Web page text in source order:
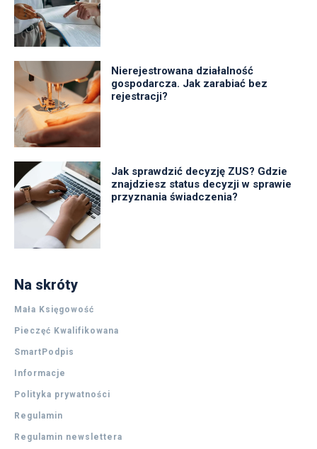
Nierejestrowana działalność
gospodarcza. Jak zarabiać bez
rejestracji?
Jak sprawdzić decyzję ZUS? Gdzie
znajdziesz status decyzji w sprawie
przyznania świadczenia?
Na skróty
Mała Księgowość
Pieczęć Kwalifikowana
SmartPodpis
Informacje
Polityka prywatności
Regulamin
Regulamin newslettera